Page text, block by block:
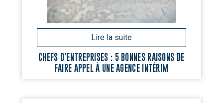
CHEFS D’ENTREPRISES : 5 BONNES RAISONS DE
FAIRE APPEL À UNE AGENCE INTÉRIM